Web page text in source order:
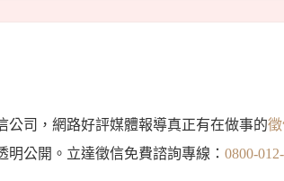
司，網路好評媒體報導真正有在做事的
明公開。立達徵信免費諮詢專線： 0800-